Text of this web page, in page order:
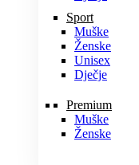
Sport
Muške
Ženske
Unisex
Dječje
Premium
Muške
Ženske